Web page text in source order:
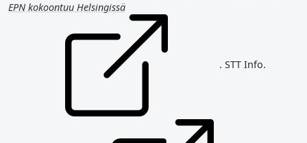
EPN kokoontuu Helsingissä
. STT Info.